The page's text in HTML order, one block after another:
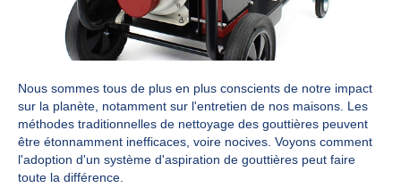
Nous sommes tous de plus en plus conscients de notre impact
sur la planète, notamment sur l'entretien de nos maisons. Les
méthodes traditionnelles de nettoyage des gouttières peuvent
être étonnamment inefficaces, voire nocives. Voyons comment
l'adoption d'un système d'aspiration de gouttières peut faire
toute la différence.